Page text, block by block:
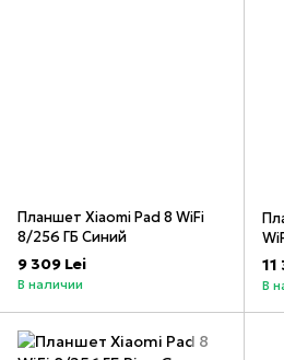
Планшет Xiaomi Pad 8 WiFi
8/256 ГБ Синий
9 309 Lei
В наличии
11
В